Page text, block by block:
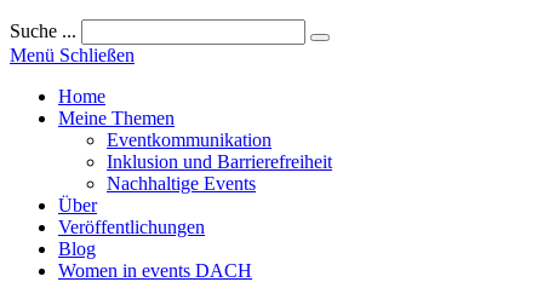
Suche ...
Suche
Menü Schließen
button
collapse
Menu
Home
Meine Themen
Eventkommunikation
Inklusion und Barrierefreiheit
Nachhaltige Events
Über
Veröffentlichungen
Blog
Women in events DACH